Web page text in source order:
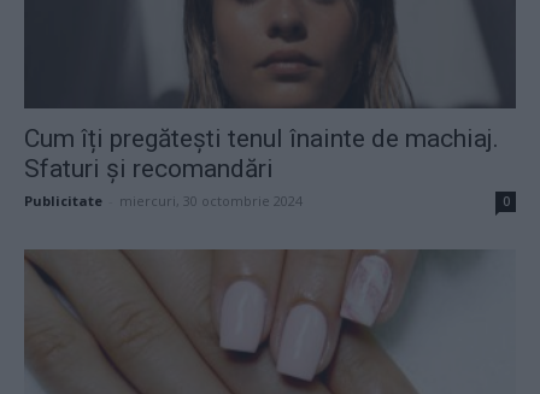
Cum îți pregătești tenul înainte de machiaj.
Sfaturi și recomandări
Publicitate miercuri, 30 octombrie 2024 0